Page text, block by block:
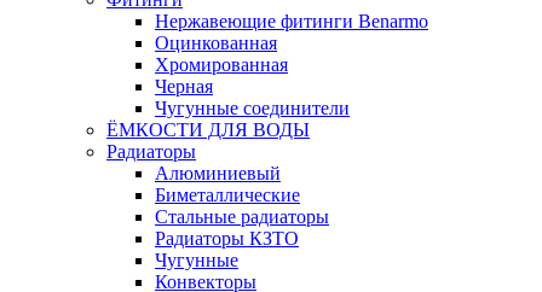
Нержавеющие фитинги Benarmo
Оцинкованная
Хромированная
Черная
Чугунные соединители
ЁМКОСТИ ДЛЯ ВОДЫ
Радиаторы
Алюминиевый
Биметаллические
Стальные радиаторы
Радиаторы КЗТО
Чугунные
Конвекторы